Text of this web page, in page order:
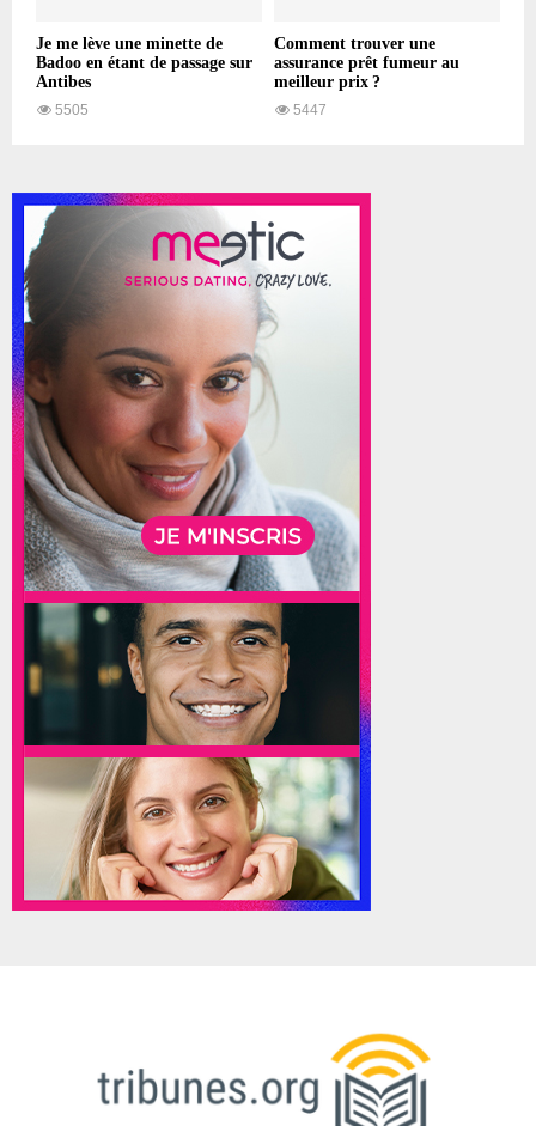
Je me lève une minette de
Badoo en étant de passage sur
Antibes
5505
Comment trouver une
assurance prêt fumeur au
meilleur prix ?
5447